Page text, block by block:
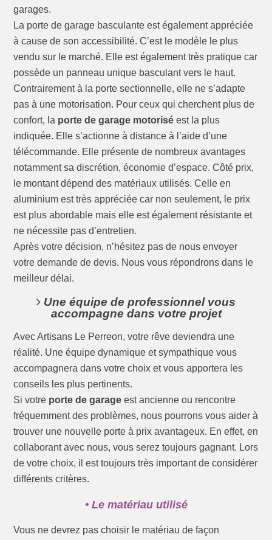
garages.
La porte de garage basculante est également appréciée
à cause de son accessibilité. C’est le modèle le plus
vendu sur le marché. Elle est également très pratique car
possède un panneau unique basculant vers le haut.
Contrairement à la porte sectionnelle, elle ne s’adapte
pas à une motorisation. Pour ceux qui cherchent plus de
confort, la porte de garage motorisé est la plus
indiquée. Elle s’actionne à distance à l’aide d’une
télécommande. Elle présente de nombreux avantages
notamment sa discrétion, économie d’espace. Côté prix,
le montant dépend des matériaux utilisés. Celle en
aluminium est très appréciée car non seulement, le prix
est plus abordable mais elle est également résistante et
ne nécessite pas d’entretien.
Après votre décision, n’hésitez pas de nous envoyer
votre demande de devis. Nous vous répondrons dans le
meilleur délai.
Une équipe de professionnel vous
accompagne dans votre projet
Avec Artisans Le Perreon, votre rêve deviendra une
réalité. Une équipe dynamique et sympathique vous
accompagnera dans votre choix et vous apportera les
conseils les plus pertinents.
Si votre porte de garage est ancienne ou rencontre
fréquemment des problèmes, nous pourrons vous aider à
trouver une nouvelle porte à prix avantageux. En effet, en
collaborant avec nous, vous serez toujours gagnant. Lors
de votre choix, il est toujours très important de considérer
différents critères.
• Le matériau utilisé
Vous ne devrez pas choisir le matériau de façon